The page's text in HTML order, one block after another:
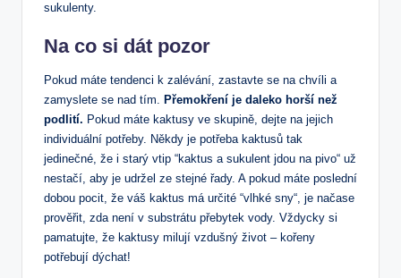
sukulenty.
Na ​co si​ dát pozor
Pokud máte tendenci k zalévání, zastavte se na chvíli a‌
zamyslete se nad ‌tím. Přemokření⁤ je ⁣daleko horší ⁢než
podlití. Pokud máte kaktusy ⁤ve skupině, dejte na⁤ jejich
individuální ‍potřeby. Někdy je potřeba ‍kaktusů​ tak ​
jedinečné, že i⁤ starý vtip ‌“kaktus a sukulent jdou na pivo“ už
nestačí, aby je‌ udržel ze stejné řady. A pokud ​máte poslední
dobou pocit,⁣ že⁣ váš kaktus má určité ⁤“vlhké ⁤sny“, je⁣ načase⁢
prověřit, zda není‌ v substrátu přebytek vody. Vždycky​ si
pamatujte, že kaktusy milují ​vzdušný život – kořeny
potřebují dýchat!